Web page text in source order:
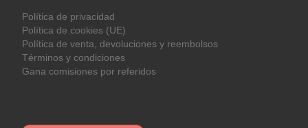
Política de privacidad
Política de cookies (UE)
Política de venta, devoluciones y reembolsos
Términos y condiciones
Gana comisiones por referidos